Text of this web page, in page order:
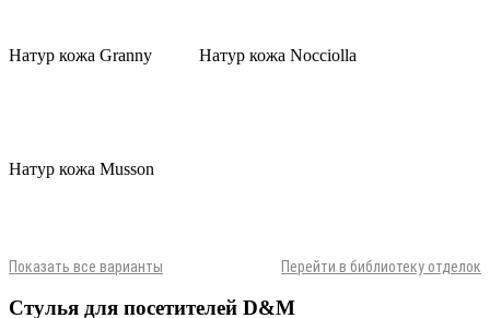
Натур кожа Granny Натур кожа Nocciolla
Натур кожа Musson
Показать все варианты Перейти в библиотеку отделок
Стулья для посетителей D&M